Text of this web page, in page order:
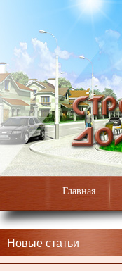
Главная
Новые статьи